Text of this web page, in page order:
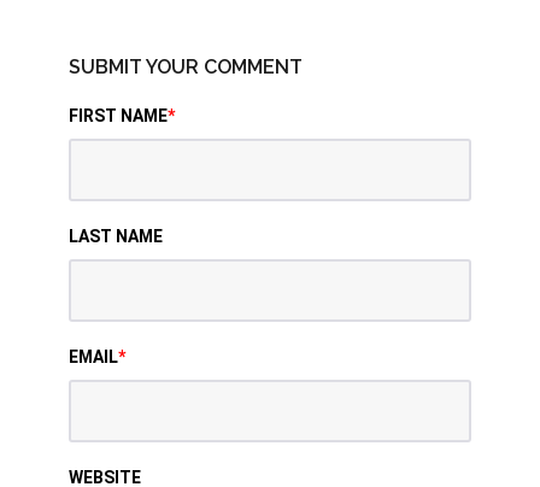
SUBMIT YOUR COMMENT
FIRST NAME*
LAST NAME
EMAIL*
WEBSITE